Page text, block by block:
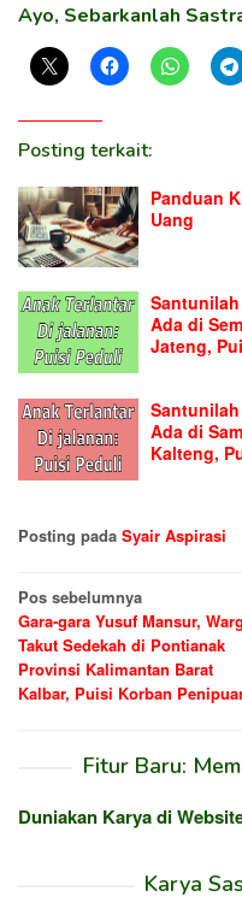
Ayo, Sebarkanlah
Posting terkait:
Panduan
Uang
Ada di
Jateng,
Ada di
Kalteng,
Posting pada Syair Aspirasi
Navigasi
pos
Pos sebelumnya
Gara-gara Yusuf Mansur,
Takut Sedekah di Pontianak
Provinsi Kalimantan Barat
Kalbar, Puisi Korban
Fitur Baru:
Duniakan Karya di
Karya